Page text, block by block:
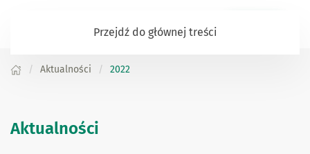
Przejdź do głównej treści
Aktualności 2022
Aktualności